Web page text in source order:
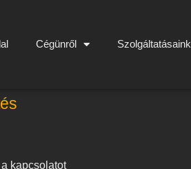
Cégünről Szolgáltatásaink
kapcsolatot